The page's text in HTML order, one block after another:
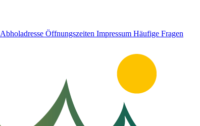
Abholadresse Öffnungszeiten Impressum Häufige Fragen